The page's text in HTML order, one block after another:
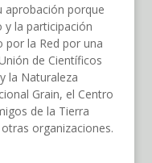
aprobación porque
y la participación
por la Red por una
de Científicos
la Naturaleza
Grain, el Centro
de la Tierra
organizaciones.